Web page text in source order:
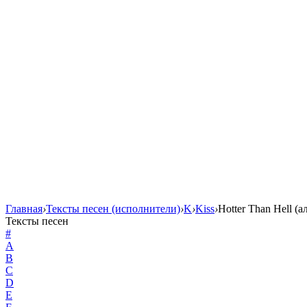
Главная›Тексты песен (исполнители)›K›Kiss›Hotter Than Hell
Тексты песен
#
A
B
C
D
E